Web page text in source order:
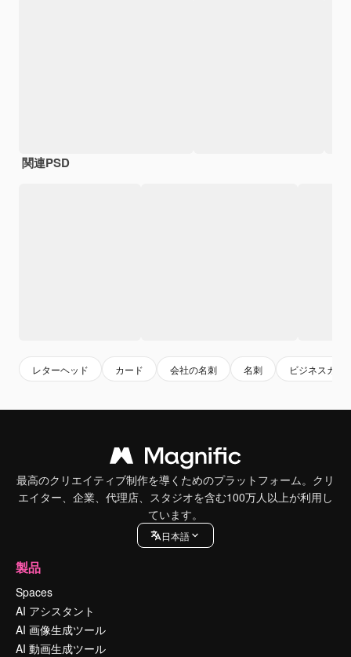
関連PSD
レターヘッド カード 会社の名刺 名刺 ビジネスカー
最高のクリエイティブ制作を導くためのプラットフォーム。クリ
エイター、企業、代理店、スタジオを含む100万人以上が利用し
ています。
日本語
製品
Spaces
AI アシスタント
AI 画像生成ツール
AI 動画生成ツール